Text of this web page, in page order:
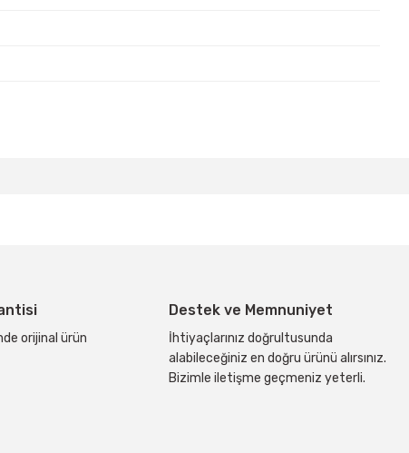
orijinal ürün
Destek ve Memnuniyet
İhtiyaçlarınız doğrultusunda
alabileceğiniz en doğru ürünü alırsınız.
Bizimle iletişme geçmeniz yeterli.